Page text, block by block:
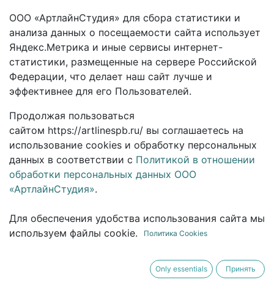
ООО «АртлайнСтудия» для сбора статистики и
анализа данных о посещаемости сайта использует
Яндекс.Метрика и иные сервисы интернет-
статистики, размещенные на сервере Российской
Федерации, что делает наш сайт лучше и
эффективнее для его Пользователей.
Продолжая пользоваться
сайтом https://artlinespb.ru/ вы соглашаетесь на
использование cookies и обработку персональных
данных в соответствии с Политикой в отношении
обработки персональных данных ООО
«АртлайнСтудия».
Если вы не хотите использовать cookies, вы
можете отключить их в настройках безопасности
вашего браузера с каждого устройства, с которого
осуществляется вход на сайт. Обращаем ваше
внимание, что в случае, если использование
Для обеспечения удобства использования сайта мы
используем файлы cookie.
Политика Cookies
Only essentials Принять